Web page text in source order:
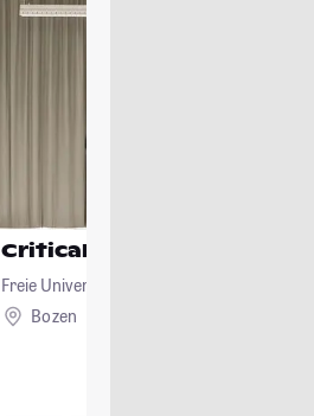
Critical Creative Practices
Freie Universität Bozen
Bozen